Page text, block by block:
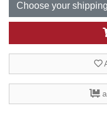
Choose your